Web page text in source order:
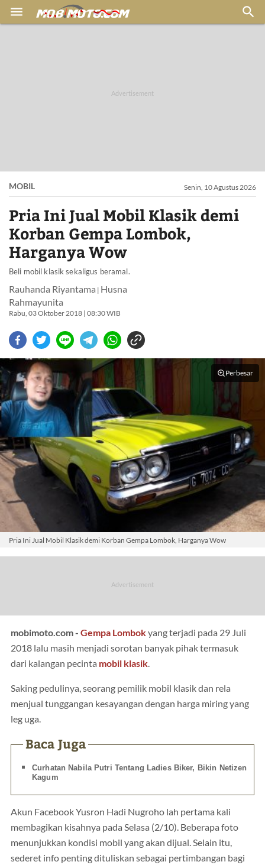
 
MOBIL Senin, 10 Agustus 2026
Pria Ini Jual Mobil Klasik demi
Korban Gempa Lombok,
Harganya Wow
Beli mobil klasik sekaligus beramal.
Rauhanda Riyantama | Husna
Rahmayunita
Rabu, 03 Oktober 2018 | 08:30 WIB
Perbesar
Pria Ini Jual Mobil Klasik demi Korban Gempa Lombok, Harganya Wow
mobimoto.com - Gempa Lombokyang terjadi pada 29 Juli
2018 lalu masih menjadi sorotan banyak pihak termasuk
dari kalangan pecinta mobil klasik.
Saking pedulinya, seorang pemilik mobil klasik dan rela
menjual tunggangan kesayangan dengan harga miring yang
leg uga.
Baca Juga
Curhatan Nabila Putri Tentang Ladies Biker, Bikin Netizen
Kagum
Akun Facebook Yusron Hadi Nugroho lah pertama kali
membagikan kisahnya pada Selasa (2/10). Beberapa foto
menunjukkan kondisi mobil yang akan dijual. Selain itu,
sederet info penting dituliskan sebagai pertimbangan bagi